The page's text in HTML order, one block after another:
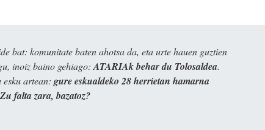
bat: komunitate baten ahotsa da, eta urte hauen guztien
inoiz baino gehiago: ATARIAk behar du Tolosaldea.
artean: gure eskualdeko 28 herrietan hamarna
Zu falta zara, bazatoz?